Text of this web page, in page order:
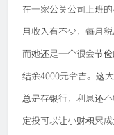
在一家公关公司上班
月收入有不少，每月
而她还是一个很会节
结余4000元令吉。这
总是存银行，利息还
定投可以让小财积累